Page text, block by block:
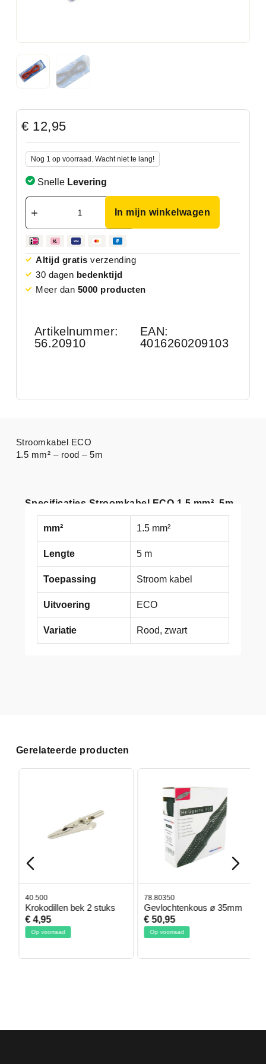
€ 12,95
Nog 1 op voorraad. Wacht niet te lang!
Snelle Levering
In mijn winkelwagen
Altijd gratis verzending
30 dagen bedenktijd
Meer dan 5000 producten
Artikelnummer:
56.20910
EAN:
4016260209103
Specificaties Stroomkabel ECO 1,5 mm², 5m
mm² 1.5 mm²
Lengte 5 m
Toepassing Stroom kabel
Uitvoering ECO
Variatie Rood, zwart
Stroomkabel ECO
1.5 mm² – rood – 5m
Gerelateerde producten
40.500
Krokodillen bek 2 stuks
€ 4,95
Op voorraad
78.80350
Gevlochtenkous ø 35mm
€ 50,95
Op voorraad